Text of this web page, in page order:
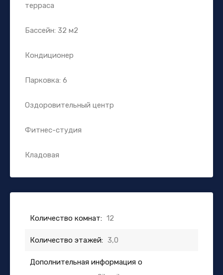
терраса
Бассейн: 32 м2
Кондиционер
Парковка: 6
Оздоровительный центр
Фитнес-студия
Кладовая
Количество комнат: 12
Количество этажей: 3,0
Дополнительная информация о